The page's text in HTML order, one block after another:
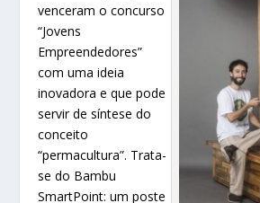
venceram o concurso
“Jovens
Empreendedores”
com uma ideia
inovadora e que pode
servir de síntese do
conceito
“permacultura”. Trata-
se do Bambu
SmartPoint: um poste